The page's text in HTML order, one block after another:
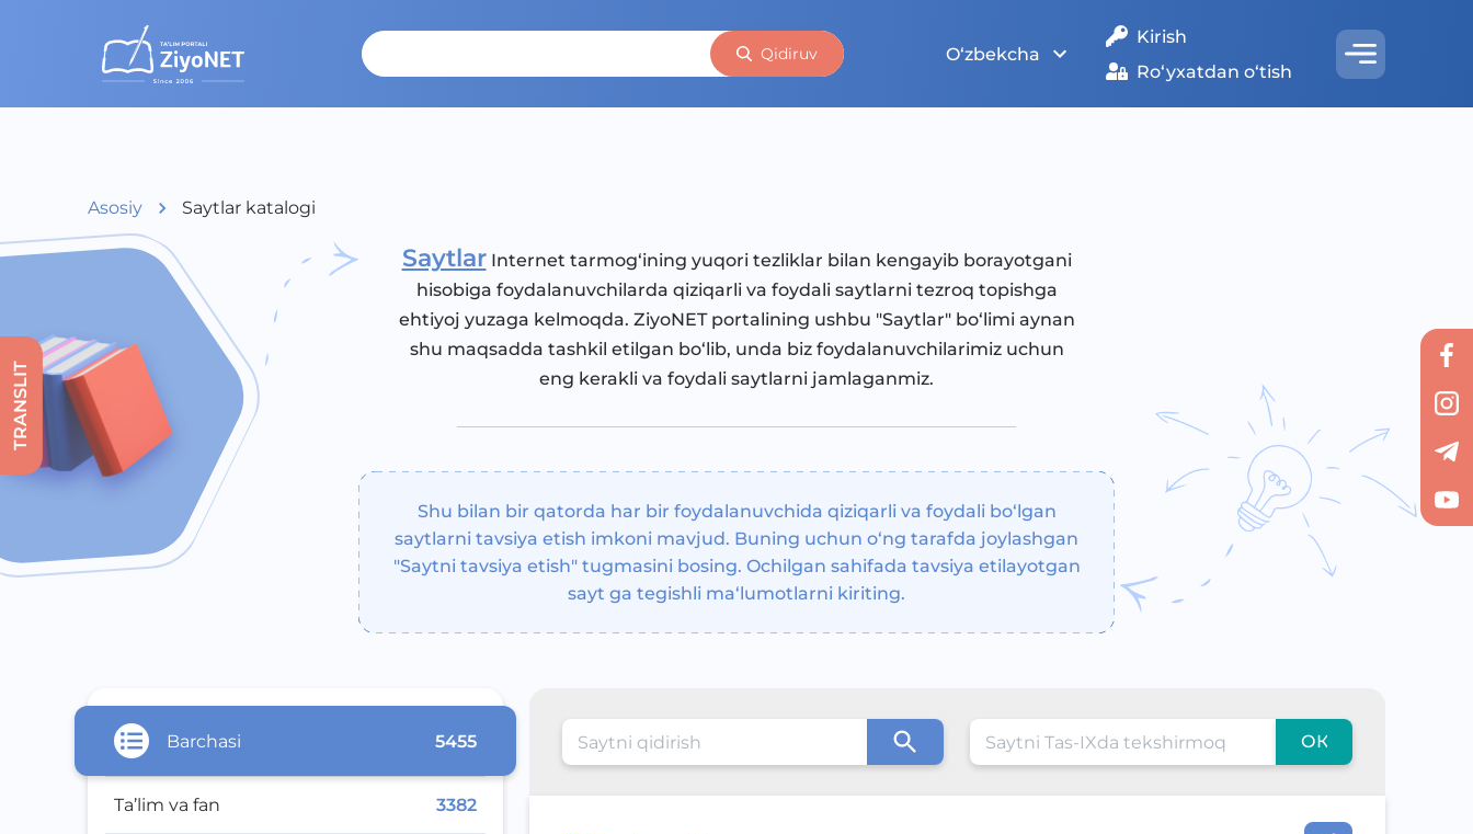
Qidiruv O‘zbekcha
Kirish
Ro‘yxatdan o‘tish
Asosiy Saytlar katalogi
Saytlar Internet tarmog‘ining yuqori tezliklar bilan kengayib borayotgani
hisobiga foydalanuvchilarda qiziqarli va foydali saytlarni tezroq topishga
ehtiyoj yuzaga kelmoqda. ZiyoNET portalining ushbu "Saytlar" bo‘limi aynan
shu maqsadda tashkil etilgan bo‘lib, unda biz foydalanuvchilarimiz uchun
eng kerakli va foydali saytlarni jamlaganmiz.
Shu bilan bir qatorda har bir foydalanuvchida qiziqarli va foydali bo‘lgan
saytlarni tavsiya etish imkoni mavjud. Buning uchun o‘ng tarafda joylashgan
"Saytni tavsiya etish" tugmasini bosing. Ochilgan sahifada tavsiya etilayotgan
sayt ga tegishli ma‘lumotlarni kiriting.
ОК
Barchasi 5455
Ta’lim va fan 3382
TRANSLIT